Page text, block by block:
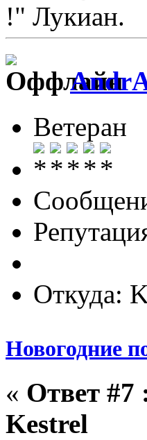
!" Лукиан.
Ветеран
Откуда:
Новогодние
« Ответ #7
Kestrel